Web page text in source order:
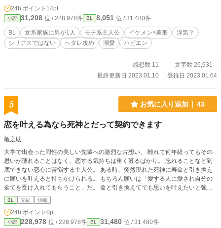
24h.ポイント 14pt
小説 31,208 位 / 228,978件 BL 8,051 位 / 31,480件
BL 女系家族に男が1人 モテ系主人公 イケメン×美形
浮気？
シリアスではない
ヘタレ攻め 溺愛 ハピエン
感想数 11
文字数 26,931
最終更新日 2023.01.10
登録日 2023.01.04
5 お気に入り追加 43
恋を叶える為なら死神とだって契約できます
亀之助
大学で出会った同性の美しい先輩への激烈な片想い。 離れて何年経ってもその
思いが薄れることはなく、恋する気持ちは重く募るばかり。 忘れることなど到
底できない恋心に苦悩する主人公。 ある時、突然現れた死神に寿命と引き換え
に願いを叶えると持ちかけられる。 もちろん願いは「愛する人に愛され自分の
全てを受け入れてもらうこと」だ。 命と引き換えてでも思いを叶えたいと強く
願う主人公。 そうして死神と命の契約を交わすと、恋焦がれ、忘れられない先
輩と意外な場所で再会を果たす。 願いが本当に叶うのか？ 直ちに恋が始まると
思いきや、意外な展開が待ち受けています。 登場人物 大企業の若きカリスマ副
社長、獅子人（シシト） 獅子人の人物像 とんでもないイケメンであり、秀才。
BL 完結 短編
24h.ポイント 0pt
小説 228,978 位 / 228,978件 BL 31,480 位 / 31,480件